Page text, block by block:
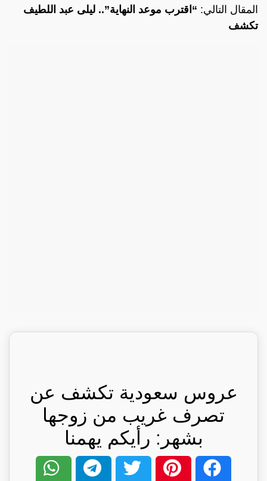
المقال التالي: “اقترب موعد النهاية”.. ليلى عبد اللطيف
تكشف
عروس سعودية تكشف عن
تصرف غريب من زوجها
بشهر: رأيكم يهمنا